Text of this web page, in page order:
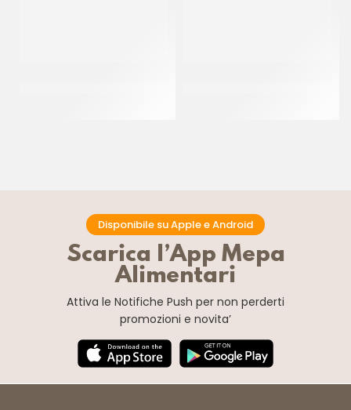
Disponibile su Apple e Android
Scarica l’App Mepa
Alimentari
Attiva le Notifiche Push per non perderti
promozioni e novita’